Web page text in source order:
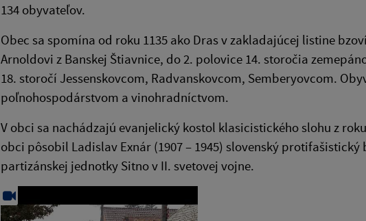
134 obyvateľov.
Obec sa spomína od roku 1135 ako Dras v zakladajúcej listine
Arnoldovi z Banskej Štiavnice, do 2. polovice 14. storočia
18. storočí Jessenskovcom, Radvanskovcom, Semberyovcom.
poľnohospodárstvom a vinohradníctvom.
V obci sa nachádzajú evanjelický kostol klasicistického slohu z
obci pôsobil Ladislav Exnár (1907 – 1945) slovenský
partizánskej jednotky Sitno v II. svetovej vojne.